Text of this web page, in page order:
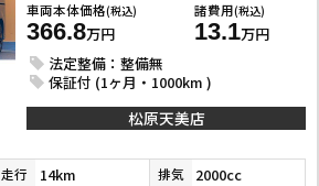
車両本体価格(税込)
366.8万円
諸費用(税込)
13.1万円
法定整備：整備無
保証付 (1ヶ月・1000km )
松原天美店
走行 14km 排気 2000cc